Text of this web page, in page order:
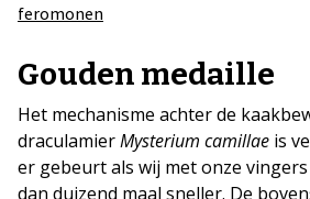
feromonen
Gouden medaille
Het mechanisme achter de
draculamierMysterium camillae is
er gebeurt als wij met onze
dan duizend maal sneller. De